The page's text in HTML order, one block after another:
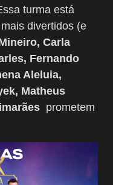
turma está
divertidos (e
Carla
Fernando
Aleluia,
Matheus
prometem